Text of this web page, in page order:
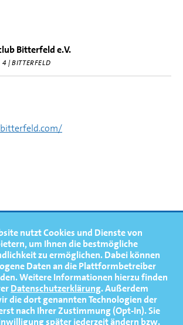
nutzt Cookies und Dienste von
um Ihnen die bestmögliche
zu ermöglichen.Dabei können
Daten an die Plattformbetreiber
Weitere Informationen hierzu finden
Datenschutzerklärung. Außerdem
die dort genannten Technologien der
nach Ihrer Zustimmung (Opt-In). Sie
später jederzeit ändern bzw.
Bitterfeld e.V.
| BITTERFELD
NEWS
TERMINE
MEDIATHEK
PRESSE
FAQ